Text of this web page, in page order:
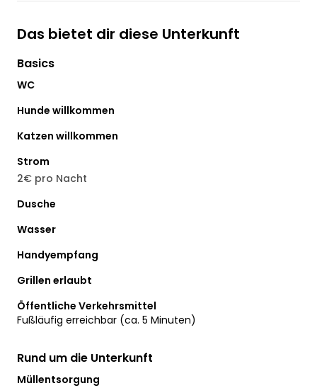
Das bietet dir diese Unterkunft
Basics
WC
Hunde willkommen
Katzen willkommen
Strom
2€ pro Nacht
Dusche
Wasser
Handyempfang
Grillen erlaubt
Öffentliche Verkehrsmittel
Fußläufig erreichbar (ca. 5 Minuten)
Rund um die Unterkunft
Müllentsorgung